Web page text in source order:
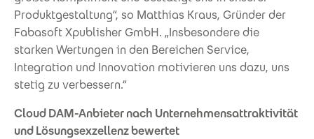
Produktgestaltung“, so Matthias Kraus, Gründer der
Fabasoft Xpublisher GmbH. „Insbesondere die
starken Wertungen in den Bereichen Service,
Integration und Innovation motivieren uns dazu, uns
stetig zu verbessern.“
Cloud DAM-Anbieter nach Unternehmensattraktivität
und Lösungsexzellenz bewertet